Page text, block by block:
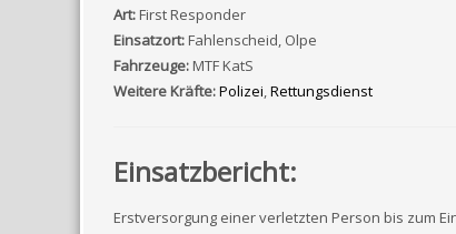
Art:First Responder
Einsatzort:Fahlenscheid, Olpe
Fahrzeuge:MTF KatS
Weitere Kräfte:Polizei,Rettungsdienst
Einsatzbericht:
Erstversorgung einer verletzten Person bis zum